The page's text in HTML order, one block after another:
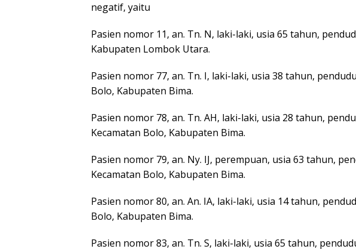
negatif, yaitu
Pasien nomor 11, an. Tn. N, laki-laki, usia 65 tahun,
Kabupaten Lombok Utara.
Pasien nomor 77, an. Tn. I, laki-laki, usia 38 tahun,
Bolo, Kabupaten Bima.
Pasien nomor 78, an. Tn. AH, laki-laki, usia 28 tahun,
Kecamatan Bolo, Kabupaten Bima.
Pasien nomor 79, an. Ny. IJ, perempuan, usia 63 tahun,
Kecamatan Bolo, Kabupaten Bima.
Pasien nomor 80, an. An. IA, laki-laki, usia 14 tahun,
Bolo, Kabupaten Bima.
Pasien nomor 83, an. Tn. S, laki-laki, usia 65 tahun,